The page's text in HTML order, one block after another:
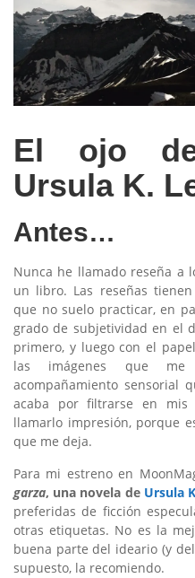
El ojo
Ursula K.
Antes…
Nunca he llamado reseña a
un libro. Las reseñas
que no suelo practicar, en
grado de subjetividad en el
primero, y luego con el
las imágenes que
acompañamiento sensorial
acaba por filtrarse en mis
llamarlo impresión, porque
que me deja.
Para mi estreno en
garza, una novela de Ursula
preferidas de ficción
otras etiquetas. No es la
buena parte del ideario (y
supuesto, la recomiendo.